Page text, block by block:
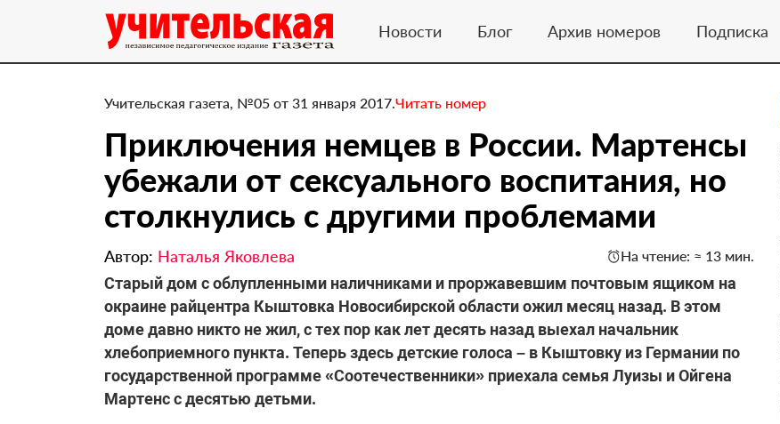
Новости Блог Архив номеров Подписка
Учительская газета, №05 от 31 января 2017.Читать номер
Приключения немцев в России. Мартенсы
убежали от сексуального воспитания, но
столкнулись с другими проблемами
Автор: Наталья Яковлева На чтение: ≈ 13 мин.
Старый дом с облупленными наличниками и проржавевшим почтовым ящиком на
окраине райцентра Кыштовка Новосибирской области ожил месяц назад. В этом
доме давно никто не жил, с тех пор как лет десять назад выехал начальник
хлебоприемного пункта. Теперь здесь детские голоса – в Кыштовку из Германии по
государственной программе «Соотечественники» приехала семья Луизы и Ойгена
Мартенс с десятью детьми.